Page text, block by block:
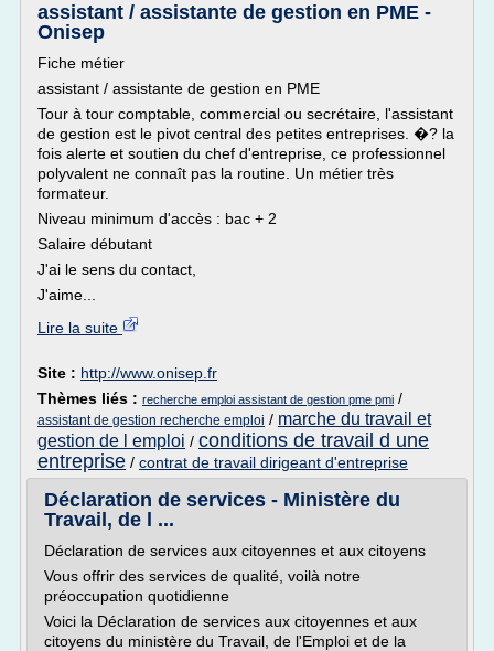
assistant / assistante de gestion en PME -
Onisep
Fiche métier
assistant / assistante de gestion en PME
Tour à tour comptable, commercial ou secrétaire, l'assistant
de gestion est le pivot central des petites entreprises. �? la
fois alerte et soutien du chef d'entreprise, ce professionnel
polyvalent ne connaît pas la routine. Un métier très
formateur.
Niveau minimum d'accès : bac + 2
Salaire débutant
J'ai le sens du contact,
J'aime...
Lire la suite
Site : http://www.onisep.fr
Thèmes liés : recherche emploi assistant de gestion pme pmi /
assistant de gestion recherche emploi / marche du travail et
gestion de l emploi / conditions de travail d une
entreprise / contrat de travail dirigeant d'entreprise
Déclaration de services - Ministère du
Travail, de l ...
Déclaration de services aux citoyennes et aux citoyens
Vous offrir des services de qualité, voilà notre
préoccupation quotidienne
Voici la Déclaration de services aux citoyennes et aux
citoyens du ministère du Travail, de l'Emploi et de la